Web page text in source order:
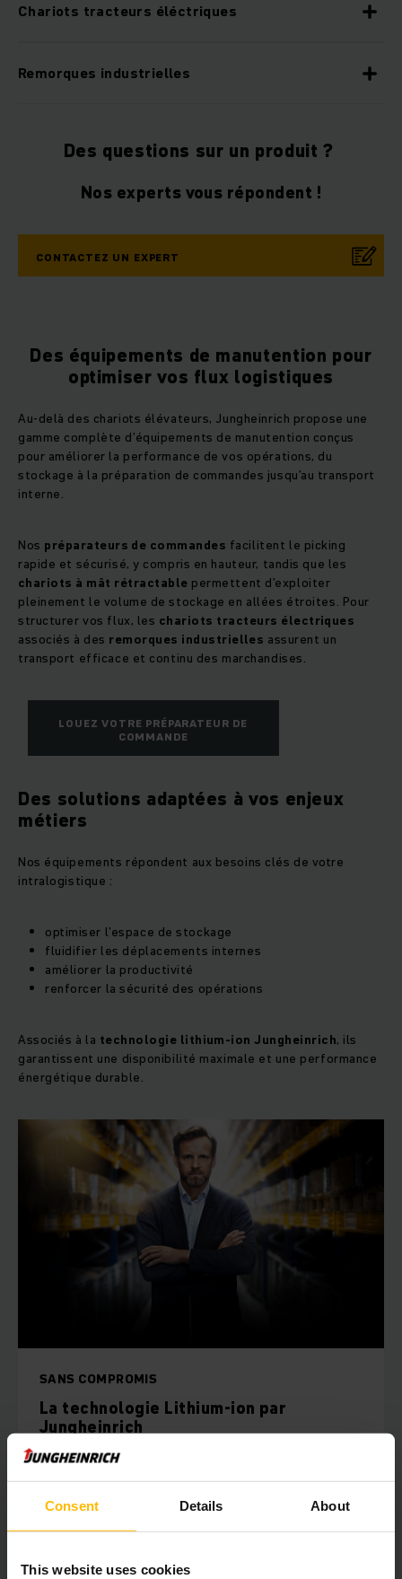
Consent Details About
This website uses cookies
Chariots tracteurs éléctriques
Remorques industrielles
Des questions sur un produit ?
Nos experts vous répondent !
CONTACTEZ UN EXPERT
Des équipements de manutention pour
optimiser vos flux logistiques
Au-delà des chariots élévateurs, Jungheinrich propose une
gamme complète d’équipements de manutention conçus
pour améliorer la performance de vos opérations, du
stockage à la préparation de commandes jusqu’au transport
interne.
Nos préparateurs de commandes facilitent le picking
rapide et sécurisé, y compris en hauteur, tandis que les
chariots à mât rétractable permettent d’exploiter
pleinement le volume de stockage en allées étroites. Pour
structurer vos flux, les chariots tracteurs électriques
associés à des remorques industrielles assurent un
transport efficace et continu des marchandises.
LOUEZ VOTRE PRÉPARATEUR DE
COMMANDE
Des solutions adaptées à vos enjeux
métiers
Nos équipements répondent aux besoins clés de votre
intralogistique :
optimiser l’espace de stockage
fluidifier les déplacements internes
améliorer la productivité
renforcer la sécurité des opérations
Associés à la technologie lithium-ion Jungheinrich, ils
garantissent une disponibilité maximale et une performance
énergétique durable.
SANS COMPROMIS
La technologie Lithium-ion par
Jungheinrich
En tant que principal fournisseur de technologie